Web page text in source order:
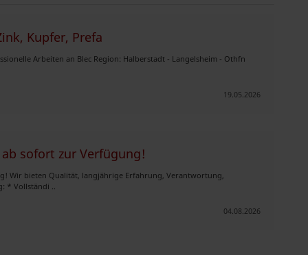
Kupfer, Prefa
Arbeiten an Blec Region: Halberstadt - Langelsheim - Othfn
19.05.2026
sofort zur Verfügung!
Wir bieten Qualität, langjährige Erfahrung, Verantwortung,
* Vollständi ..
04.08.2026